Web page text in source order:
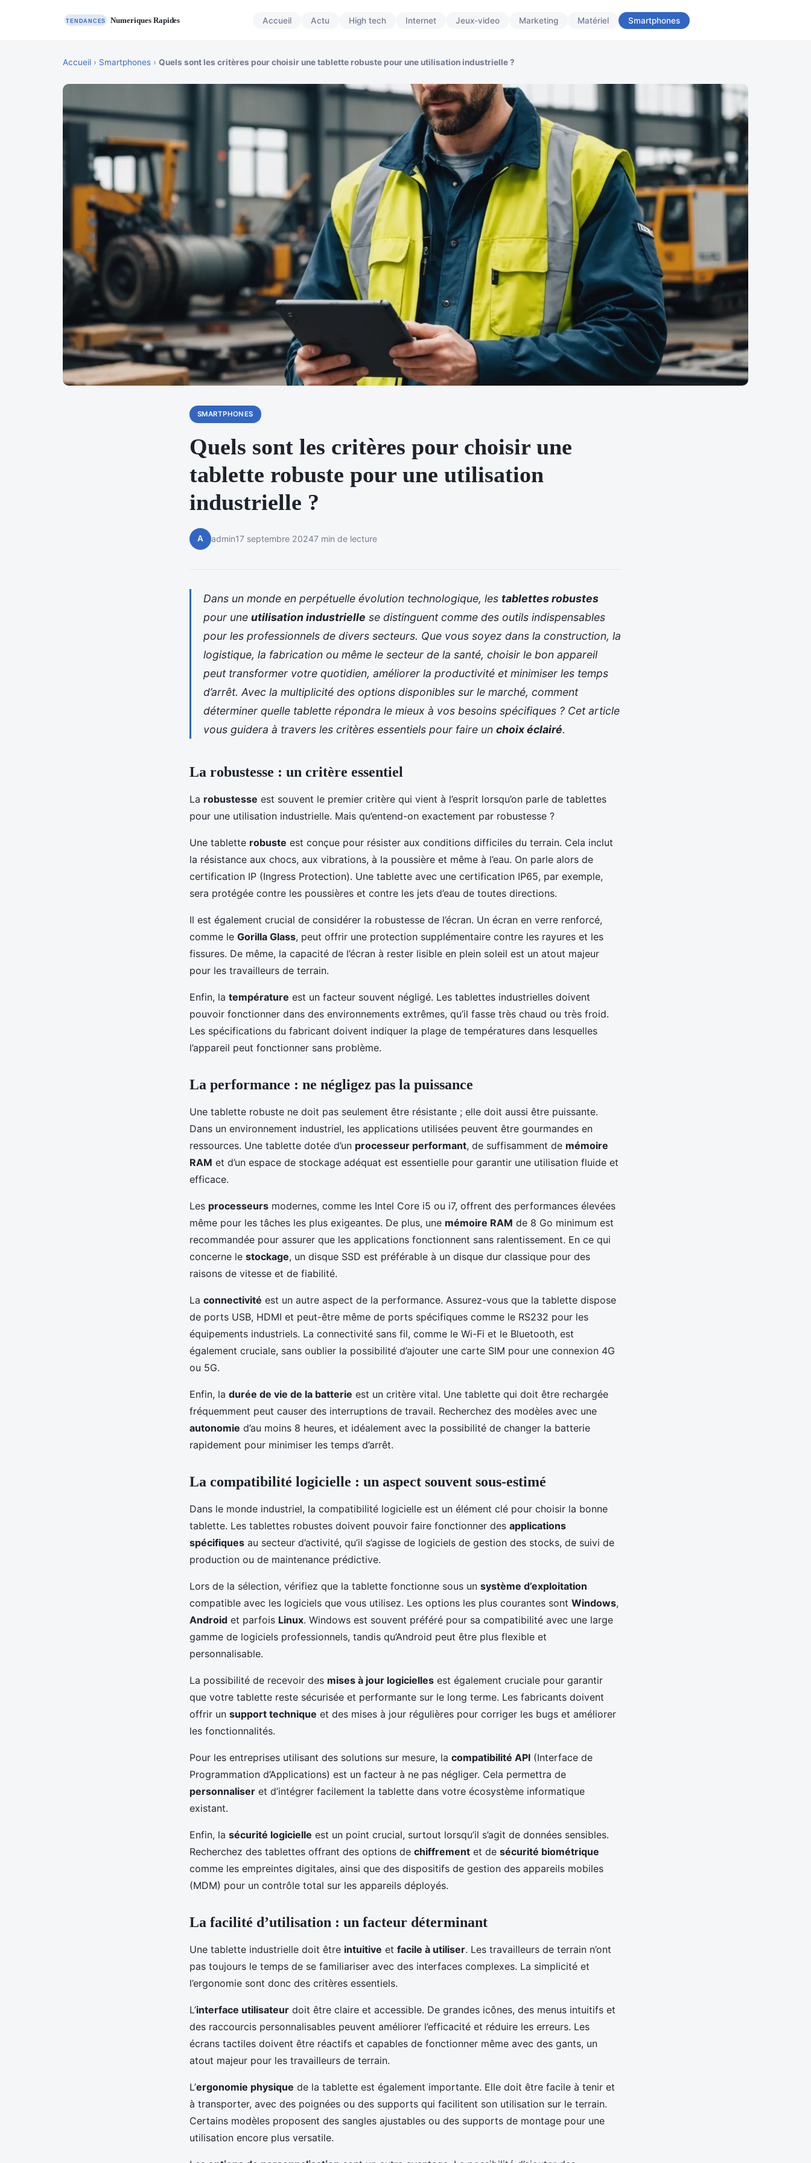
Accueil Actu High tech Internet Jeux-video Marketing Matériel Smartphones
Accueil › Smartphones › Quels sont les critères pour choisir une tablette robuste pour une utilisation industrielle ?
SMARTPHONES
Quels sont les critères pour choisir une
tablette robuste pour une utilisation
industrielle ?
A admin17 septembre 20247 min de lecture
Dans un monde en perpétuelle évolution technologique, les tablettes robustes
pour une utilisation industrielle se distinguent comme des outils indispensables
pour les professionnels de divers secteurs. Que vous soyez dans la construction, la
logistique, la fabrication ou même le secteur de la santé, choisir le bon appareil
peut transformer votre quotidien, améliorer la productivité et minimiser les temps
d’arrêt. Avec la multiplicité des options disponibles sur le marché, comment
déterminer quelle tablette répondra le mieux à vos besoins spécifiques ? Cet article
vous guidera à travers les critères essentiels pour faire un choix éclairé.
La robustesse : un critère essentiel
La robustesse est souvent le premier critère qui vient à l’esprit lorsqu’on parle de tablettes
pour une utilisation industrielle. Mais qu’entend-on exactement par robustesse ?
Une tablette robuste est conçue pour résister aux conditions difficiles du terrain. Cela inclut
la résistance aux chocs, aux vibrations, à la poussière et même à l’eau. On parle alors de
certification IP (Ingress Protection). Une tablette avec une certification IP65, par exemple,
sera protégée contre les poussières et contre les jets d’eau de toutes directions.
Il est également crucial de considérer la robustesse de l’écran. Un écran en verre renforcé,
comme le Gorilla Glass, peut offrir une protection supplémentaire contre les rayures et les
fissures. De même, la capacité de l’écran à rester lisible en plein soleil est un atout majeur
pour les travailleurs de terrain.
Enfin, la température est un facteur souvent négligé. Les tablettes industrielles doivent
pouvoir fonctionner dans des environnements extrêmes, qu’il fasse très chaud ou très froid.
Les spécifications du fabricant doivent indiquer la plage de températures dans lesquelles
l’appareil peut fonctionner sans problème.
La performance : ne négligez pas la puissance
Une tablette robuste ne doit pas seulement être résistante ; elle doit aussi être puissante.
Dans un environnement industriel, les applications utilisées peuvent être gourmandes en
ressources. Une tablette dotée d’un processeur performant, de suffisamment de mémoire
RAM et d’un espace de stockage adéquat est essentielle pour garantir une utilisation fluide et
efficace.
Les processeurs modernes, comme les Intel Core i5 ou i7, offrent des performances élevées
même pour les tâches les plus exigeantes. De plus, une mémoire RAM de 8 Go minimum est
recommandée pour assurer que les applications fonctionnent sans ralentissement. En ce qui
concerne le stockage, un disque SSD est préférable à un disque dur classique pour des
raisons de vitesse et de fiabilité.
La connectivité est un autre aspect de la performance. Assurez-vous que la tablette dispose
de ports USB, HDMI et peut-être même de ports spécifiques comme le RS232 pour les
équipements industriels. La connectivité sans fil, comme le Wi-Fi et le Bluetooth, est
également cruciale, sans oublier la possibilité d’ajouter une carte SIM pour une connexion 4G
ou 5G.
Enfin, la durée de vie de la batterie est un critère vital. Une tablette qui doit être rechargée
fréquemment peut causer des interruptions de travail. Recherchez des modèles avec une
autonomie d’au moins 8 heures, et idéalement avec la possibilité de changer la batterie
rapidement pour minimiser les temps d’arrêt.
La compatibilité logicielle : un aspect souvent sous-estimé
Dans le monde industriel, la compatibilité logicielle est un élément clé pour choisir la bonne
tablette. Les tablettes robustes doivent pouvoir faire fonctionner des applications
spécifiques au secteur d’activité, qu’il s’agisse de logiciels de gestion des stocks, de suivi de
production ou de maintenance prédictive.
Lors de la sélection, vérifiez que la tablette fonctionne sous un système d’exploitation
compatible avec les logiciels que vous utilisez. Les options les plus courantes sont Windows,
Android et parfois Linux. Windows est souvent préféré pour sa compatibilité avec une large
gamme de logiciels professionnels, tandis qu’Android peut être plus flexible et
personnalisable.
La possibilité de recevoir des mises à jour logicielles est également cruciale pour garantir
que votre tablette reste sécurisée et performante sur le long terme. Les fabricants doivent
offrir un support technique et des mises à jour régulières pour corriger les bugs et améliorer
les fonctionnalités.
Pour les entreprises utilisant des solutions sur mesure, la compatibilité API (Interface de
Programmation d’Applications) est un facteur à ne pas négliger. Cela permettra de
personnaliser et d’intégrer facilement la tablette dans votre écosystème informatique
existant.
Enfin, la sécurité logicielle est un point crucial, surtout lorsqu’il s’agit de données sensibles.
Recherchez des tablettes offrant des options de chiffrement et de sécurité biométrique
comme les empreintes digitales, ainsi que des dispositifs de gestion des appareils mobiles
(MDM) pour un contrôle total sur les appareils déployés.
La facilité d’utilisation : un facteur déterminant
Une tablette industrielle doit être intuitive et facile à utiliser. Les travailleurs de terrain n’ont
pas toujours le temps de se familiariser avec des interfaces complexes. La simplicité et
l’ergonomie sont donc des critères essentiels.
L’interface utilisateur doit être claire et accessible. De grandes icônes, des menus intuitifs et
des raccourcis personnalisables peuvent améliorer l’efficacité et réduire les erreurs. Les
écrans tactiles doivent être réactifs et capables de fonctionner même avec des gants, un
atout majeur pour les travailleurs de terrain.
L’ergonomie physique de la tablette est également importante. Elle doit être facile à tenir et
à transporter, avec des poignées ou des supports qui facilitent son utilisation sur le terrain.
Certains modèles proposent des sangles ajustables ou des supports de montage pour une
utilisation encore plus versatile.